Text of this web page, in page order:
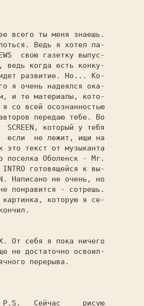
Ведь я хотел па-
свою газетку выпус-
ведь когда есть конку-
развитие. Но... Ко-
я очень надеялся ока-
и те материалы, кото-
со всей осознанностью
передаю тебе. Во
который у тебя
если  не лежит, ищи на
это текст от музыканта
поселка Оболенск - Mr.
готовящейся к вы-
Написано не очень, но
понравится - сотрeшь.
которую я се-
не достаточно освоил-
перерыва.